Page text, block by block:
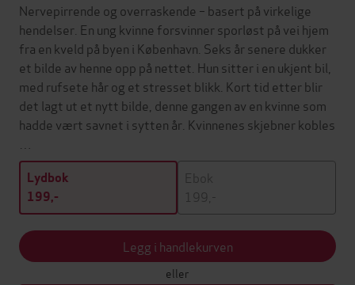
Nervepirrende og overraskende – basert på virkelige
hendelser. En ung kvinne forsvinner sporløst på vei hjem
fra en kveld på byen i København. Seks år senere dukker
et bilde av henne opp på nettet. Hun sitter i en ukjent bil,
med rufsete hår og et stresset blikk. Kort tid etter blir
det lagt ut et nytt bilde, denne gangen av en kvinne som
hadde vært savnet i sytten år. Kvinnenes skjebner kobles
Lydbok
199,-
Ebok
199,-
Legg i handlekurven
eller